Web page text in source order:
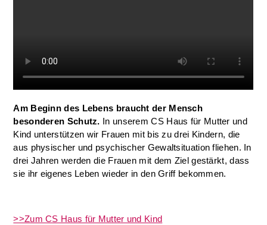
Am Beginn des Lebens braucht der Mensch
besonderen Schutz. In unserem CS Haus für Mutter und
Kind unterstützen wir Frauen mit bis zu drei Kindern, die
aus physischer und psychischer Gewaltsituation fliehen. In
drei Jahren werden die Frauen mit dem Ziel gestärkt, dass
sie ihr eigenes Leben wieder in den Griff bekommen.
>>Zum CS Haus für Mutter und Kind